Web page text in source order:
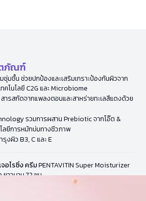
ภัณฑ์
มชื้น ช่วยปกป้องและเสริมเกราะป้องกันผิวจาก
คโนโลยี C2G และ Microbiome
ารสกัดจากแพลงตอนและสาหร่ายทะเลสีแดงด้วย
รวมการผสาน Prebiotic จากโอ๊ต &
ลยีการหมักบ่มทางชีวภาพ
งผิว B3, C และ E
อไรซิ่ง ครีมPENTAVITIN Super Moisturizer
ยาวนาน 72 ชม.